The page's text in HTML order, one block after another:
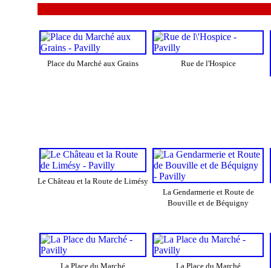
Place du Marché aux Grains Rue de l'Hospice
Le Château et la Route de Limésy
La Gendarmerie et Route de
Bouville et de Béquigny
La Place du Marché La Place du Marché